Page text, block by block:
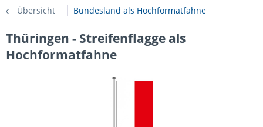
Übersicht Bundesland als Hochformatfahne
Thüringen - Streifenflagge als
Hochformatfahne